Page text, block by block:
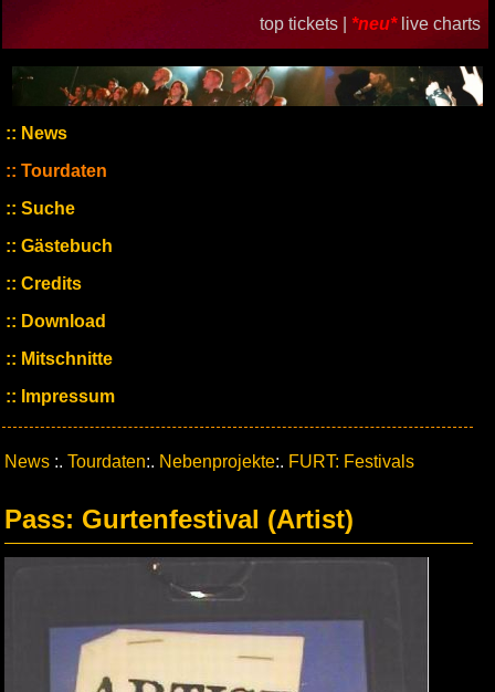
top tickets | *neu* live charts
News
Tourdaten
Suche
Gästebuch
Credits
Download
Mitschnitte
Impressum
News :. Tourdaten:. Nebenprojekte:. FURT: Festivals
Pass: Gurtenfestival (Artist)